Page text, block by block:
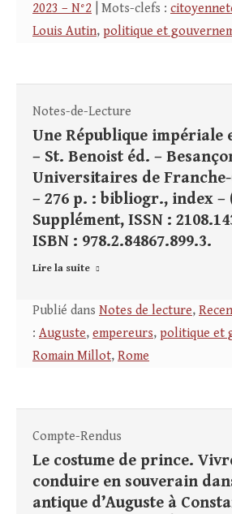
2023 – N°2 | Mots-clefs :
Louis Autin, politique et
Notes-de-Lecture
Une République impériale
– St. Benoist éd. –
Universitaires de Franche-
– 276 p. : bibliogr., index –
Supplément, ISSN :
ISBN : 978.2.84867.899.3.
Lire la suite
Publié dans Notes de lecture,
: Auguste, empereurs, politique et
Romain Millot, Rome
Compte-Rendus
Le costume de prince.
conduire en souverain
antique d’Auguste à